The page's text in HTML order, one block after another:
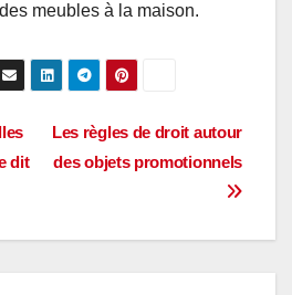
meubles à la maison.
Les règles de droit autour
des objets promotionnels
dit